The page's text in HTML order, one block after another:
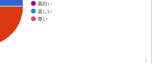
面白い
楽しい
尊い
↑